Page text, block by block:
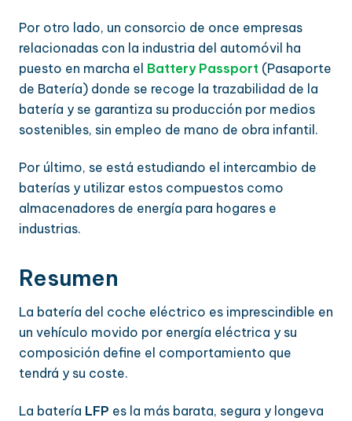
Por otro lado, un consorcio de once empresas
relacionadas con la industria del automóvil ha
puesto en marcha el Battery Passport (Pasaporte
de Batería) donde se recoge la trazabilidad de la
batería y se garantiza su producción por medios
sostenibles, sin empleo de mano de obra infantil.
Por último, se está estudiando el intercambio de
baterías y utilizar estos compuestos como
almacenadores de energía para hogares e
industrias.
Resumen
La batería del coche eléctrico es imprescindible en
un vehículo movido por energía eléctrica y su
composición define el comportamiento que
tendrá y su coste.
La batería LFP es la más barata, segura y longeva